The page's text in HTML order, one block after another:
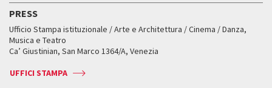
FAQ
Servizi al pubblico
Come raggiungerci
Press
Edizioni passate
Orari e sedi
Accrediti
Orari e sedi
Biglietti
Accrediti
Accrediti
Servizi al pubblico
Come raggiungerci
Press
Workshop di critica teatrale
Leone d’oro alla carriera
Leone d’argento
Edizioni passate
Mostre Virtuali
Fondi e Collezioni
Biennale College ASAC
ASAC DATI
PRESS
Ufficio Stampa istituzionale / Arte e Architettura / Cinema / Danza,
Musica e Teatro
Ca’ Giustinian, San Marco 1364/A, Venezia
UFFICI STAMPA